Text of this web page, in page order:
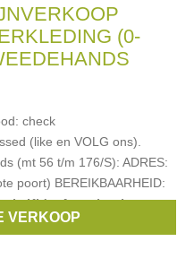
(0-
check
(like en VOLG ons).
(mt 56 t/m 176/S): ADRES:
poort) BEREIKBAARHEID:
Kids,Anne kurris,
VERKOOP